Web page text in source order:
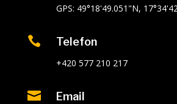
GPS: 49°18'49.051"N,
 Telefon
+420 577 210 217
 Email